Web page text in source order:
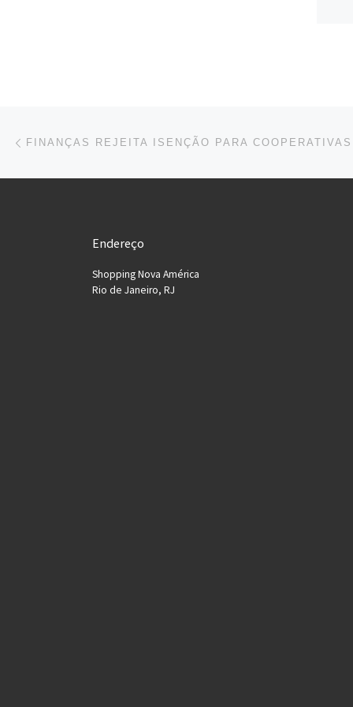
Navegação do post
FINANÇAS REJEITA ISENÇÃO PARA
Endereço
Shopping Nova América
Rio de Janeiro, RJ